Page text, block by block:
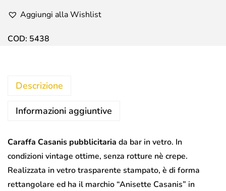
Aggiungi alla Wishlist
COD: 5438
Descrizione
Informazioni aggiuntive
Caraffa Casanis pubblicitaria da bar in vetro. In
condizioni vintage ottime, senza rotture nè crepe.
Realizzata in vetro trasparente stampato, è di forma
rettangolare ed ha il marchio “Anisette Casanis” in